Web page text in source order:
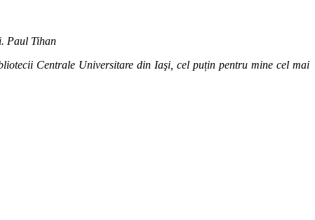
Paul Tihan
Centrale Universitare din Iaşi, cel puțin pentru mine cel mai